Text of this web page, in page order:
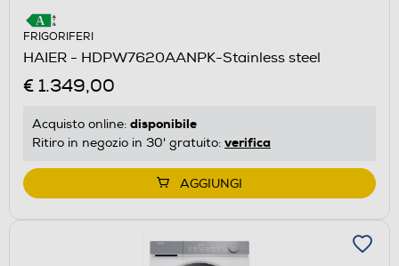
FRIGORIFERI
HAIER - HDPW7620AANPK-Stainless steel
€ 1.349,00
Acquisto online: disponibile
Ritiro in negozio in 30' gratuito: verifica
AGGIUNGI